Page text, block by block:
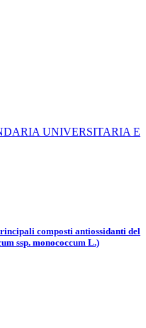
UNIVERSITARIA E
composti antiossidanti del
ssp. monococcum L.)